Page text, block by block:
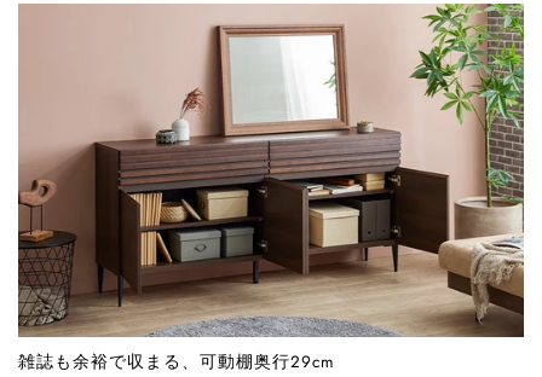
雑誌も余裕で収まる、可動棚奥行29cm